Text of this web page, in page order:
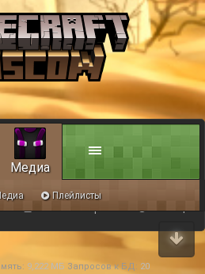
Медиа
Плейлисты
Условия и правила Помощь
9,222 МБ Запросов к БД: 20